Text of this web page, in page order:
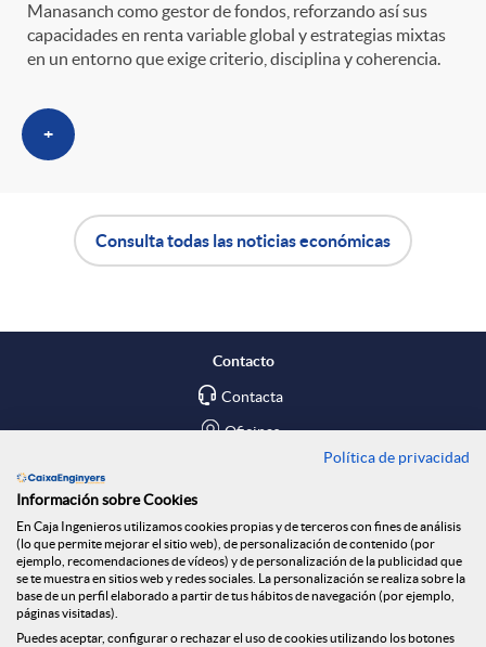
Manasanch como gestor de fondos, reforzando así sus
capacidades en renta variable global y estrategias mixtas
en un entorno que exige criterio, disciplina y coherencia.
+
p
i
c
a
o
ó
n
n
Consulta todas las noticias económicas
Contacto
Contacta
Oficinas
Blog
Social
Política de privacidad
Información sobre Cookies
En Caja Ingenieros utilizamos cookies propias y de terceros con fines de análisis
(lo que permite mejorar el sitio web), de personalización de contenido (por
ejemplo, recomendaciones de vídeos) y de personalización de la publicidad que
se te muestra en sitios web y redes sociales. La personalización se realiza sobre la
base de un perfil elaborado a partir de tus hábitos de navegación (por ejemplo,
páginas visitadas).
Puedes aceptar, configurar o rechazar el uso de cookies utilizando los botones